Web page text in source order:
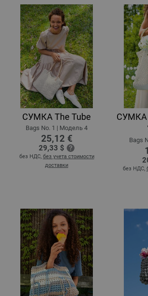
СУМКА The Tube
Bags No. 1 | Модель 4
25,12 €
29,33 $
без НДС, без учета стоимости
доставки
Bags
без НДС,